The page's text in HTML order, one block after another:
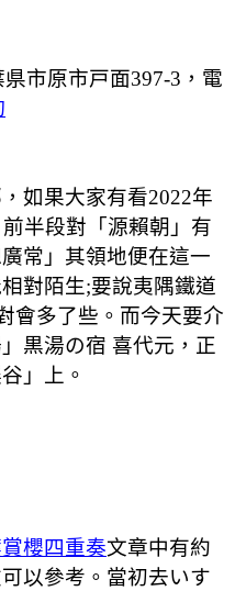
県市原市戸面397-3，電
如果大家有看2022年
半段對「源賴朝」有
常」其領地便在這一
對陌生;要說夷隅鐵道
會多了些。而今天要介
黒湯の宿 喜代元，正
」上。
櫻四重奏文章中有約
以參考。當初去いす